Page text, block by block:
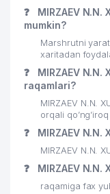
28 DIAMOND
DREAM
31
32 VET-PROFI
34
JET'AIME
KORXONASI
❓
MIRZAEV N.N.
mumkin?
Marshrutni
xaritadan
❓
MIRZAEV N.N.
raqamlari?
MIRZAEV N.N.
orqali
❓ MIRZAEV N.N.
MIRZAEV N.N.
❓ MIRZAEV N.N.
raqamiga fax